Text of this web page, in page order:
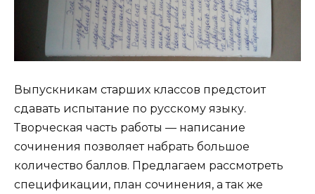
Выпускникам старших классов предстоит
сдавать испытание по русскому языку.
Творческая часть работы — написание
сочинения позволяет набрать большое
количество баллов. Предлагаем рассмотреть
спецификации, план сочинения, а так же